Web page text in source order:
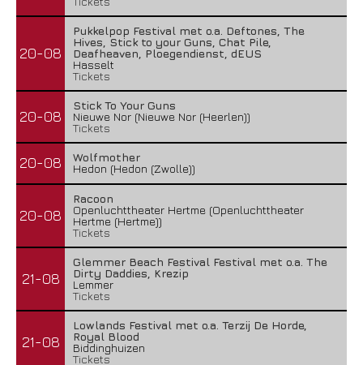
20-08
Pukkelpop Festival met o.a. Deftones, The
Hives, Stick to your Guns, Chat Pile,
Deafheaven, Ploegendienst, dEUS
Hasselt
Tickets
20-08
Stick To Your Guns
Nieuwe Nor (Nieuwe Nor (Heerlen))
Tickets
20-08
Wolfmother
Hedon (Hedon (Zwolle))
20-08
Racoon
Openluchttheater Hertme (Openluchttheater
Hertme (Hertme))
Tickets
21-08
Glemmer Beach Festival Festival met o.a. The
Dirty Daddies, Krezip
Lemmer
Tickets
21-08
Lowlands Festival met o.a. Terzij De Horde,
Royal Blood
Biddinghuizen
Tickets